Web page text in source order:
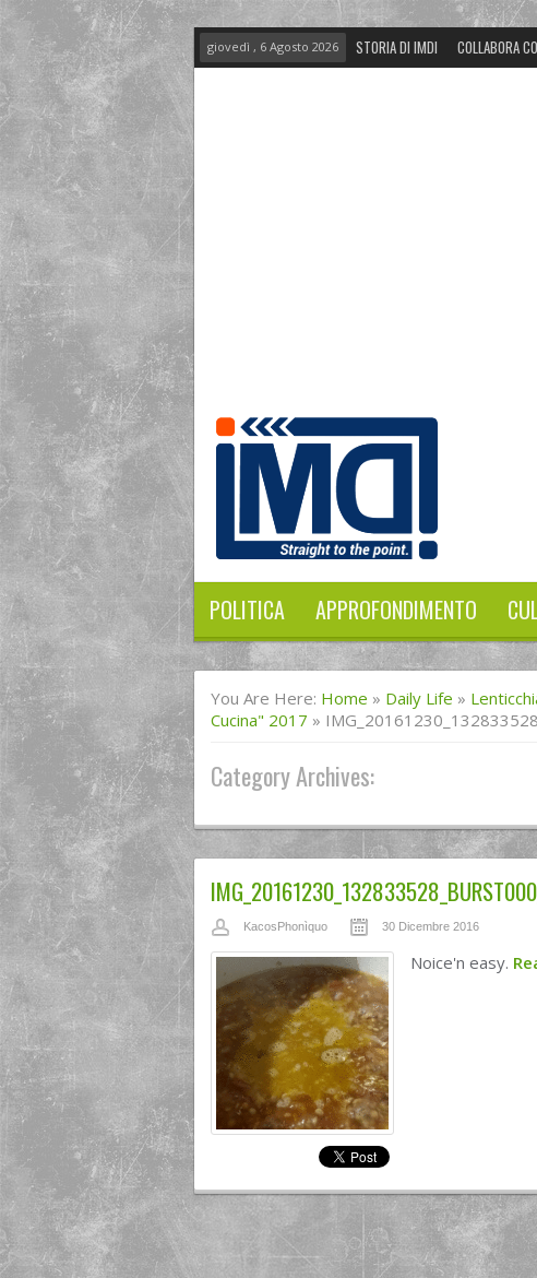
giovedì , 6 Agosto 2026 STORIA DI IMDI COLLABORA
POLITICA APPROFONDIMENTO
You Are Here: Home » Daily Life »
Cucina" 2017 »
Category Archives:
KacosPhonìquo 30 Dicembre 2016
Noice'n easy.